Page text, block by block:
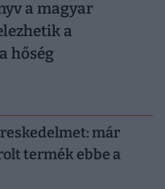
a magyar
a
hőség
már
termék ebbe a